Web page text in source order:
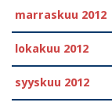
marraskuu 2012
lokakuu 2012
syyskuu 2012